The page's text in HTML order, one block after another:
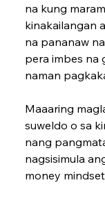
na kung
kinakailangan
na pananaw
pera imbes na
naman
Maaaring
suweldo o sa
nang
nagsisimula
money